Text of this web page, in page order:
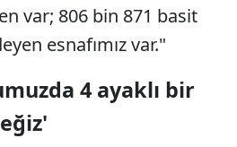
var; 806 bin 871 basit
esnafımız var."
4 ayaklı bir